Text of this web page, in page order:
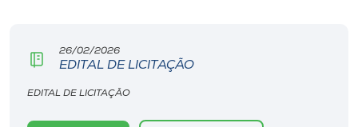
26/02/2026
EDITAL DE LICITAÇÃO
EDITAL DE LICITAÇÃO